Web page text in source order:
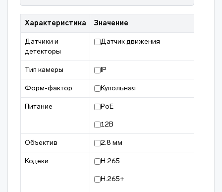
Характеристика Значение
Датчики и
детекторы
Датчик движения
Тип камеры IP
Форм-фактор Купольная
Питание PoE
12В
Объектив 2.8 мм
Кодеки H.265
H.265+